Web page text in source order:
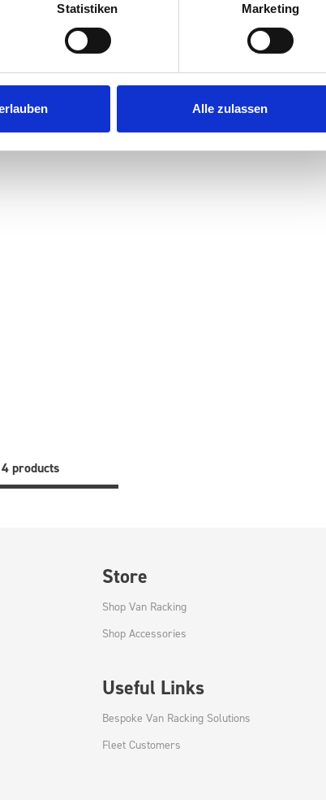
Statistiken Marketing
Alle zulassen
products
Store
Shop Van Racking
Shop Accessories
Useful Links
Bespoke Van Racking Solutions
Fleet Customers